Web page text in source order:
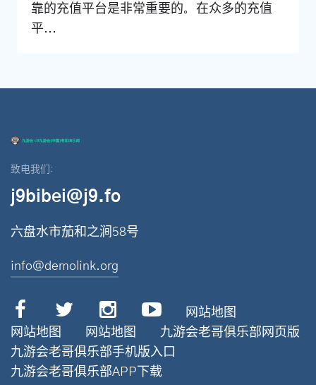
靠的充值平台是非常重要的。在众多的充值
平...
致电我们:
j9bibei@j9.fo
六盘水市茄和之涧58号
info@demolink.org
网站地图
网站地图
网站地图
九游会老哥俱乐部网页版
九游会老哥俱乐部手机版入口
九游会老哥俱乐部APP下载